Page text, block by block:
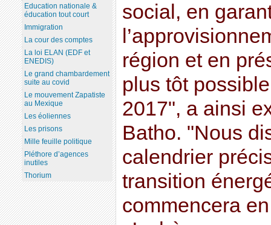
social, en
région et en
plus tôt
2017", a ainsi
Batho. "Nous
calendrier
transition
commencera
Education nationale &
éducation tout court
Immigration
La cour des comptes
La loi ELAN (EDF et
ENEDIS)
Le grand chambardement
suite au covid
Le mouvement Zapatiste
au Mexique
Les éoliennes
Les prisons
Mille feuille politique
Pléthore d’agences
inutiles
Thorium